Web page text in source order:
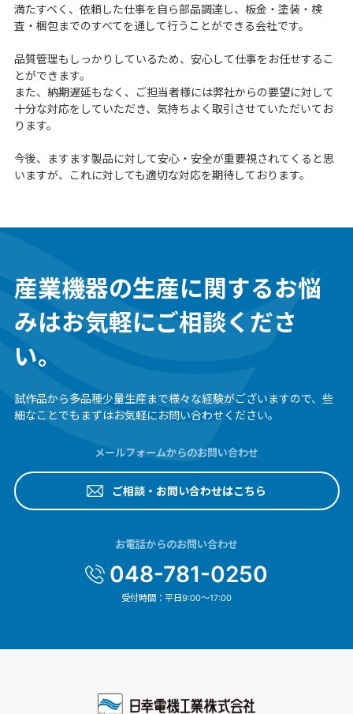
満たすべく、依頼した仕事を自ら部品調達し、板金・塗装・検
査・梱包までのすべてを通して行うことができる会社です。
品質管理もしっかりしているため、安心して仕事をお任せするこ
とができます。
また、納期遅延もなく、ご担当者様には弊社からの要望に対して
十分な対応をしていただき、気持ちよく取引させていただいてお
ります。
今後、ますます製品に対して安心・安全が重要視されてくると思
いますが、これに対しても適切な対応を期待しております。
産業機器の生産に関するお悩
みはお気軽にご相談くださ
い。
試作品から多品種少量生産まで様々な経験がございますので、 些
細なことでもまずはお気軽にお問い合わせください。
メールフォームからのお問い合わせ
ご相談・お問い合わせはこちら
お電話からのお問い合わせ
048-781-0250
受付時間：平日9:00～17:00